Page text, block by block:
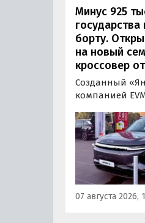
Минус 925
борту.
на новый
кроссовер
Созданный
компанией
на свою
-
кроссовер
приводом.
заказать в
5 915 000
000 рублей без
07 августа 2026,